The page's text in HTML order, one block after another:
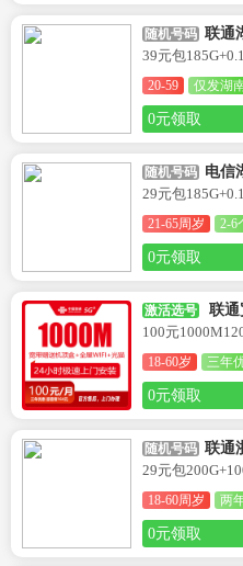
随机号码 联通
39元包
20-59 仅发湖
0元领取
随机号码 电信
29元包
21-65周岁 2-6
0元领取
激活选号
联通
100元
18-60岁 三年
0元领取
随机号码 联通
29元包
18-60周岁 两
0元领取